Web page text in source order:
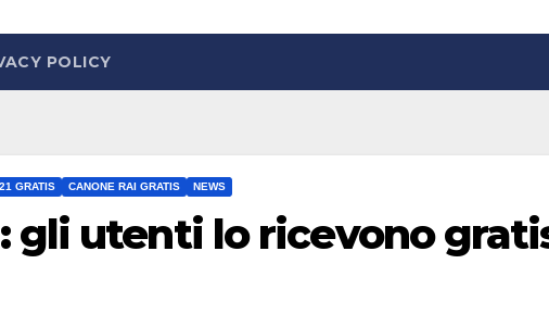
POLICY
GRATIS CANONE RAI GRATIS NEWS
gli utenti lo ricevono